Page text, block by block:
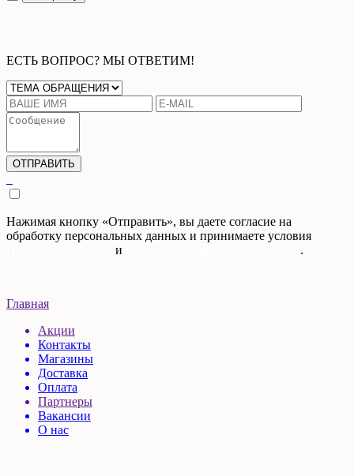
ЕСТЬ ВОПРОС? МЫ ОТВЕТИМ!
Нажимая кнопку «Отправить», вы даете согласие на
обработку персональных данных и принимаете условия
и .
Главная
Акции
Контакты
Магазины
Доставка
Оплата
Партнеры
Вакансии
О нас